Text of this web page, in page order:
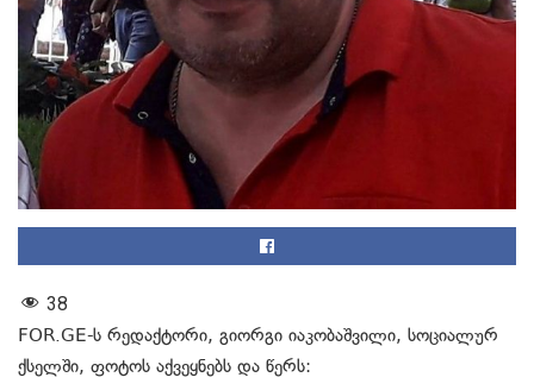
38
FOR.GE-ს რედაქტორი, გიორგი იაკობაშვილი, სოციალურ
ქსელში, ფოტოს აქვეყნებს და წერს: